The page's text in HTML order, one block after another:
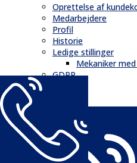
Oprettelse af
Medarbejdere
Profil
Historie
Ledige stillinger
Mekaniker
GDPR
Nyheder